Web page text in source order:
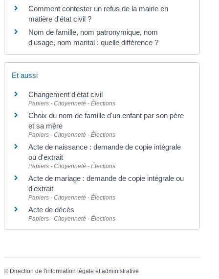
Comment contester un refus de la mairie en
matière d'état civil ?
Nom de famille, nom patronymique, nom
d'usage, nom marital : quelle différence ?
Et aussi
Changement d'état civil
Papiers - Citoyenneté - Élections
Choix du nom de famille d'un enfant par son père
et sa mère
Papiers - Citoyenneté - Élections
Acte de naissance : demande de copie intégrale
ou d'extrait
Papiers - Citoyenneté - Élections
Acte de mariage : demande de copie intégrale ou
d'extrait
Papiers - Citoyenneté - Élections
Acte de décès
Papiers - Citoyenneté - Élections
© Direction de l'information légale et administrative